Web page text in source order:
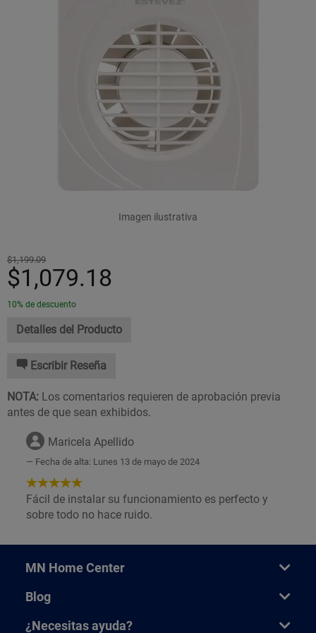
Imagen ilustrativa
$1,199.09
$1,079.18
10% de descuento
Detalles del Producto
Escribir Reseña
NOTA: Los comentarios requieren de aprobación previa
antes de que sean exhibidos.
Maricela Apellido
Fecha de alta: Lunes 13 de mayo de 2024
5
de
5
Fácil de instalar su funcionamiento es perfecto y
sobre todo no hace ruido.
MN Home Center
Blog
¿Necesitas ayuda?